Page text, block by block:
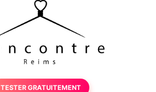
TESTER GRATUITEMENT